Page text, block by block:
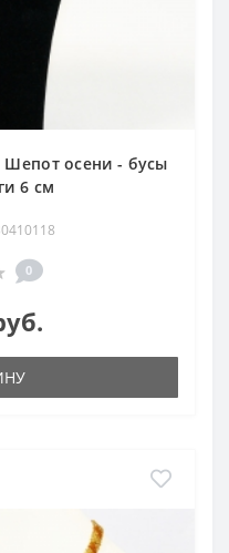
Шепот осени - бусы
6 см
0